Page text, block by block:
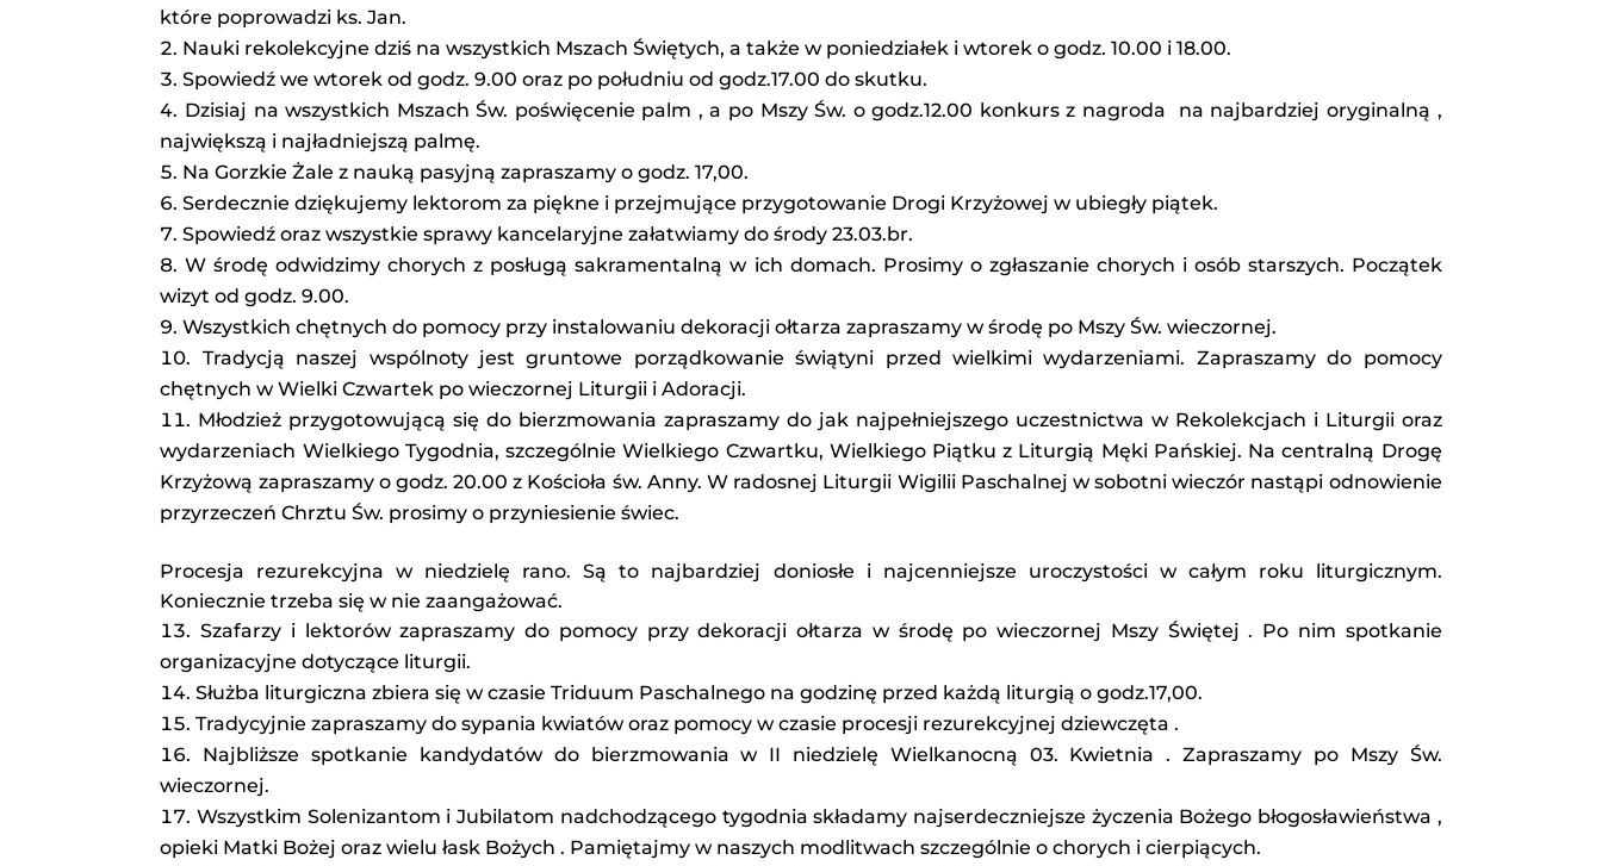
które poprowadzi ks. Jan.
Nauki rekolekcyjne dziś na wszystkich Mszach Świętych, a także w poniedziałek i wtorek o godz. 10.00 i 18.00.
Spowiedź we wtorek od godz. 9.00 oraz po południu od godz.17.00 do skutku.
Dzisiaj na wszystkich Mszach Św. poświęcenie palm , a po Mszy Św. o godz.12.00 konkurs z nagroda na najbardziej oryginalną ,
największą i najładniejszą palmę.
Na Gorzkie Żale z nauką pasyjną zapraszamy o godz. 17,00.
Serdecznie dziękujemy lektorom za piękne i przejmujące przygotowanie Drogi Krzyżowej w ubiegły piątek.
Spowiedź oraz wszystkie sprawy kancelaryjne załatwiamy do środy 23.03.br.
W środę odwidzimy chorych z posługą sakramentalną w ich domach. Prosimy o zgłaszanie chorych i osób starszych. Początek
wizyt od godz. 9.00.
Wszystkich chętnych do pomocy przy instalowaniu dekoracji ołtarza zapraszamy w środę po Mszy Św. wieczornej.
Tradycją naszej wspólnoty jest gruntowe porządkowanie świątyni przed wielkimi wydarzeniami. Zapraszamy do pomocy
chętnych w Wielki Czwartek po wieczornej Liturgii i Adoracji.
Młodzież przygotowującą się do bierzmowania zapraszamy do jak najpełniejszego uczestnictwa w Rekolekcjach i Liturgii oraz
wydarzeniach Wielkiego Tygodnia, szczególnie Wielkiego Czwartku, Wielkiego Piątku z Liturgią Męki Pańskiej. Na centralną Drogę
Krzyżową zapraszamy o godz. 20.00 z Kościoła św. Anny. W radosnej Liturgii Wigilii Paschalnej w sobotni wieczór nastąpi odnowienie
przyrzeczeń Chrztu Św. prosimy o przyniesienie świec.
Procesja rezurekcyjna w niedzielę rano. Są to najbardziej doniosłe i najcenniejsze uroczystości w całym roku liturgicznym.
Koniecznie trzeba się w nie zaangażować.
Szafarzy i lektorów zapraszamy do pomocy przy dekoracji ołtarza w środę po wieczornej Mszy Świętej . Po nim spotkanie
organizacyjne dotyczące liturgii.
Służba liturgiczna zbiera się w czasie Triduum Paschalnego na godzinę przed każdą liturgią o godz.17,00.
Tradycyjnie zapraszamy do sypania kwiatów oraz pomocy w czasie procesji rezurekcyjnej dziewczęta .
Najbliższe spotkanie kandydatów do bierzmowania w II niedzielę Wielkanocną 03. Kwietnia . Zapraszamy po Mszy Św.
wieczornej.
Wszystkim Solenizantom i Jubilatom nadchodzącego tygodnia składamy najserdeczniejsze życzenia Bożego błogosławieństwa ,
opieki Matki Bożej oraz wielu łask Bożych . Pamiętajmy w naszych modlitwach szczególnie o chorych i cierpiących.